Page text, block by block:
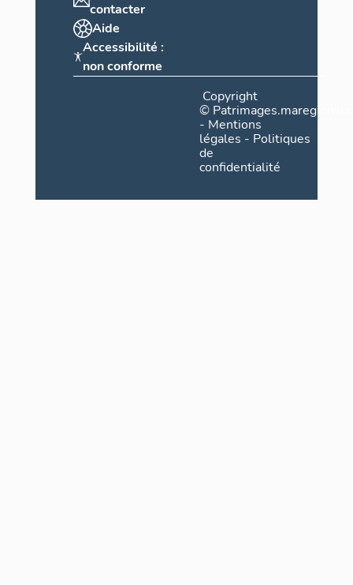
contacter
Aide
Accessibilité :
non conforme
Copyright
©
- Mentions
légales - Politiques
de
confidentialité